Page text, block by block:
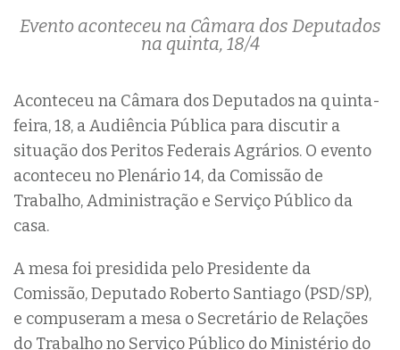
Evento aconteceu na Câmara dos Deputados
na quinta, 18/4
Aconteceu na Câmara dos Deputados na quinta-
feira, 18, a Audiência Pública para discutir a
situação dos Peritos Federais Agrários. O evento
aconteceu no Plenário 14, da Comissão de
Trabalho, Administração e Serviço Público da
casa.
A mesa foi presidida pelo Presidente da
Comissão, Deputado Roberto Santiago (PSD/SP),
e compuseram a mesa o Secretário de Relações
do Trabalho no Serviço Público do Ministério do